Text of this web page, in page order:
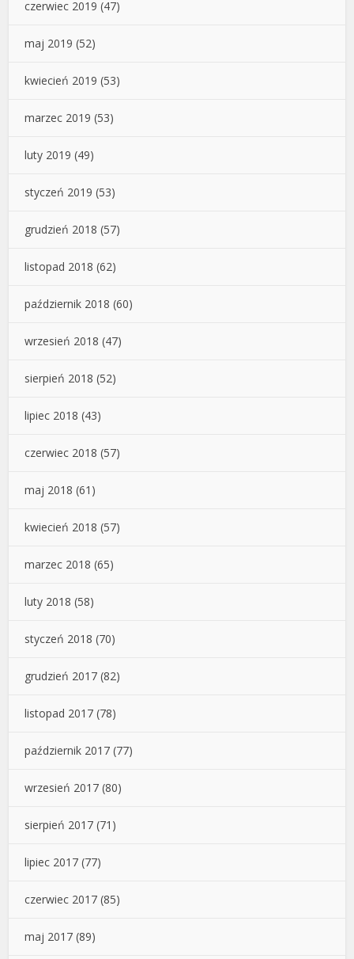
czerwiec 2019 (47)
maj 2019 (52)
kwiecień 2019 (53)
marzec 2019 (53)
luty 2019 (49)
styczeń 2019 (53)
grudzień 2018 (57)
listopad 2018 (62)
październik 2018 (60)
wrzesień 2018 (47)
sierpień 2018 (52)
lipiec 2018 (43)
czerwiec 2018 (57)
maj 2018 (61)
kwiecień 2018 (57)
marzec 2018 (65)
luty 2018 (58)
styczeń 2018 (70)
grudzień 2017 (82)
listopad 2017 (78)
październik 2017 (77)
wrzesień 2017 (80)
sierpień 2017 (71)
lipiec 2017 (77)
czerwiec 2017 (85)
maj 2017 (89)